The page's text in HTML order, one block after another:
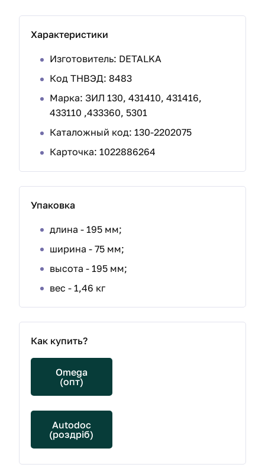
Характеристики
Изготовитель: DETALKA
Код ТНВЭД: 8483
Марка: ЗИЛ 130, 431410, 431416,
433110 ,433360, 5301
Каталожный код: 130-2202075
Карточка: 1022886264
Упаковка
длина - 195 мм;
ширина - 75 мм;
высота - 195 мм;
вес - 1,46 кг
Как купить?
Omega
(опт)
Autodoc
(роздріб)